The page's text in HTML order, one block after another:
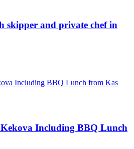
skipper and private chef in
Including BBQ Lunch